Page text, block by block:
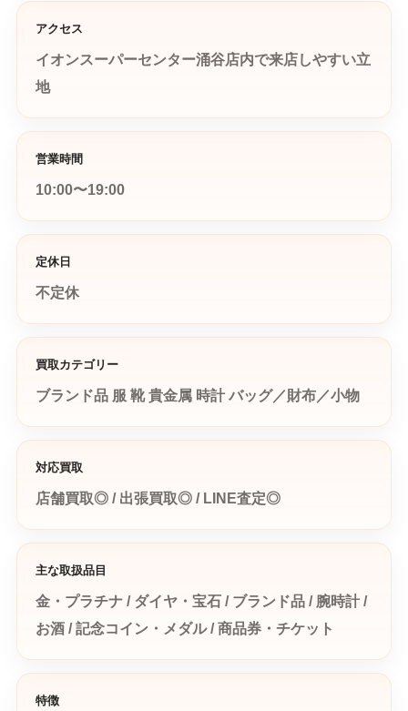
アクセス
イオンスーパーセンター涌谷店内で来店しやすい立
地
営業時間
10:00〜19:00
定休日
不定休
買取カテゴリー
ブランド品 服 靴 貴金属 時計 バッグ／財布／小物
対応買取
店舗買取◎ / 出張買取◎ / LINE査定◎
主な取扱品目
金・プラチナ / ダイヤ・宝石 / ブランド品 / 腕時計 /
お酒 / 記念コイン・メダル / 商品券・チケット
特徴